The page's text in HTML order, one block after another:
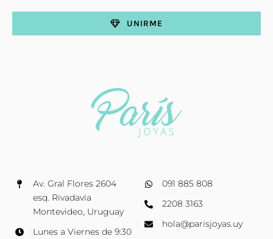
Av. Gral Flores 2604
esq. Rivadavia
Montevideo, Uruguay
Lunes a Viernes de 9:30
091 885 808
2208 3163
hola@parisjoyas.uy
UNIRME